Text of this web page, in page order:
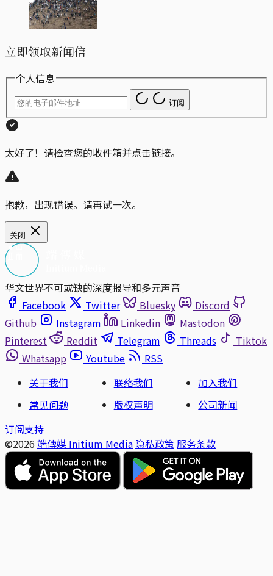
立即领取新闻信
个人信息
订阅
太好了！请检查您的收件箱并点击链接。
抱歉，出现错误。请再试一次。
关闭
华文世界不可或缺的深度报导和多元声音
Facebook
Twitter Bluesky
Discord
Github
Instagram Linkedin
Mastodon
Pinterest
Reddit Telegram Threads
Tiktok
Whatsapp
Youtube
RSS
关于我们
联络我们
加入我们
常见问题
版权声明
公司新闻
订阅支持
©2026 端傳媒 Initium Media 隐私政策 服务条款